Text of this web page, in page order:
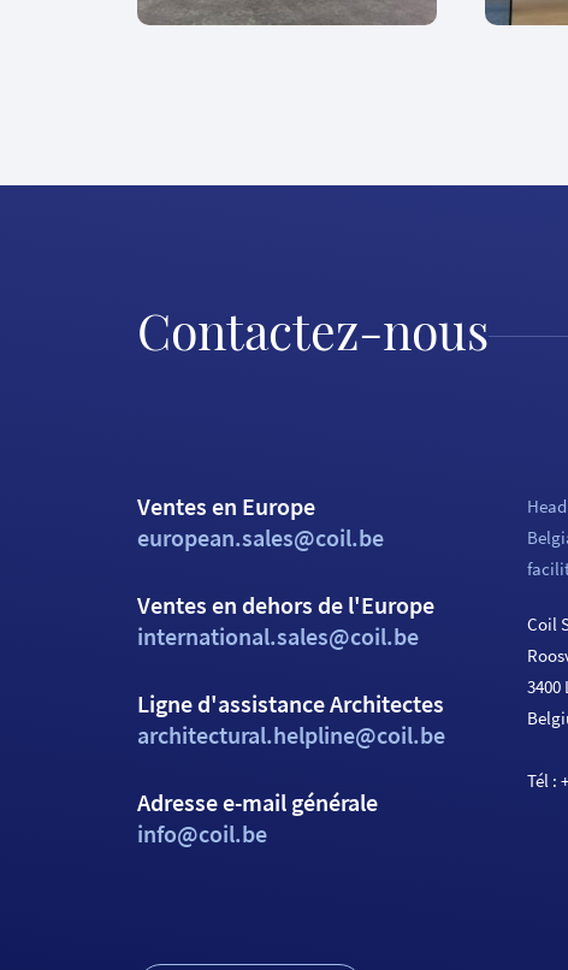
Contactez-nous
Ventes en Europe
european.sales@coil.be
Ventes en dehors de l'Europe
international.sales@coil.be
Ligne d'assistance Architectes
architectural.helpline@coil.be
Adresse e-mail générale
info@coil.be
Coil
3400
Tél :